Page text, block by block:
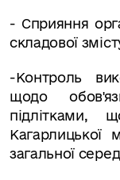
- Сприяння
складової
-Контроль
щодо
підлітками,
Кагарлицької
загальної